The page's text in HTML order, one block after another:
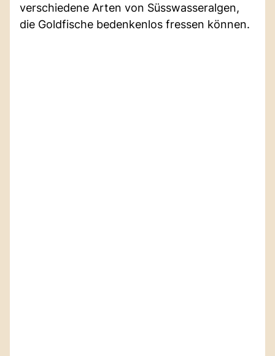
verschiedene Arten von Süsswasseralgen,
die Goldfische bedenkenlos fressen können.